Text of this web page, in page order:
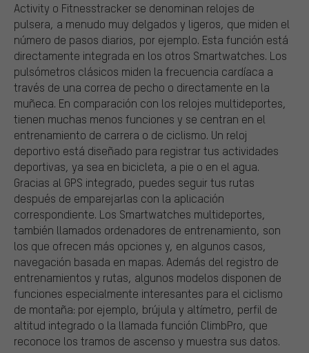
Activity o Fitnesstracker se denominan relojes de
pulsera, a menudo muy delgados y ligeros, que miden el
número de pasos diarios, por ejemplo. Esta función está
directamente integrada en los otros Smartwatches. Los
pulsómetros clásicos miden la frecuencia cardíaca a
través de una correa de pecho o directamente en la
muñeca. En comparación con los relojes multideportes,
tienen muchas menos funciones y se centran en el
entrenamiento de carrera o de ciclismo. Un reloj
deportivo está diseñado para registrar tus actividades
deportivas, ya sea en bicicleta, a pie o en el agua.
Gracias al GPS integrado, puedes seguir tus rutas
después de emparejarlas con la aplicación
correspondiente. Los Smartwatches multideportes,
también llamados ordenadores de entrenamiento, son
los que ofrecen más opciones y, en algunos casos,
navegación basada en mapas. Además del registro de
entrenamientos y rutas, algunos modelos disponen de
funciones especialmente interesantes para el ciclismo
de montaña: por ejemplo, brújula y altímetro, perfil de
altitud integrado o la llamada función ClimbPro, que
reconoce los tramos de ascenso y muestra sus datos.
Ofertas adecuadas